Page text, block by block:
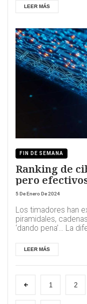
LEER MÁS
FIN DE SEMANA
Ranking de
pero
5 De Enero De 2024
Los timadores han
piramidales,
‘dando pena’… La
LEER MÁS
1 2